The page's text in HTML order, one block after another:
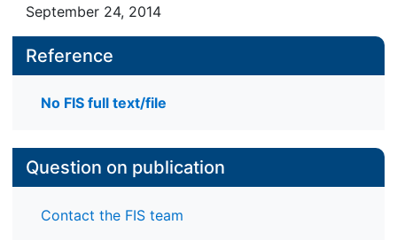
September 24, 2014
Reference
No FIS full text/file
Question on publication
Contact the FIS team